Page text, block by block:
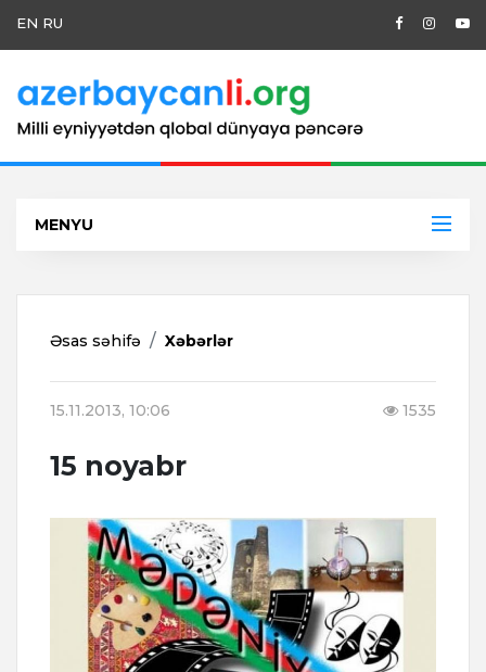
EN RU
MENYU
Əsas səhifə Xəbərlər
15.11.2013, 10:06 1535
15 noyabr